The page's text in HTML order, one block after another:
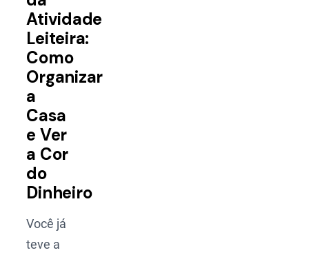
Atividade
Leiteira:
Como
Organizar
a
Casa
e Ver
a Cor
do
Dinheiro
Você já
teve a